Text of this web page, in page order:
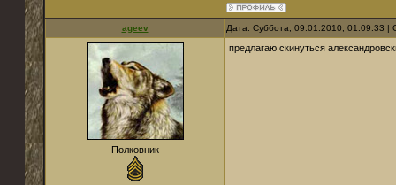
ageev Дата: Суббота, 09.01.2010, 01:09:33
Полковник
предлагаю скинуться